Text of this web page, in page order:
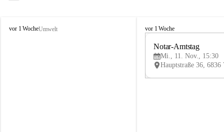
V
vor 1 WocheUmwelt
V
vor 1 Woche
Notar-Amtstag
Mi., 11. Nov., 15:30